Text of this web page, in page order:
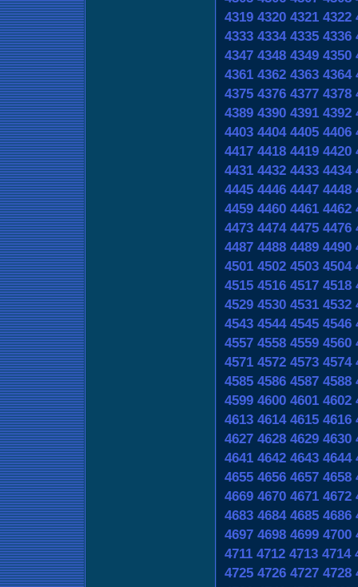
4319 4320 4321 4322
4333 4334 4335 4336
4347 4348 4349 4350
4361 4362 4363 4364
4375 4376 4377 4378
4389 4390 4391 4392
4403 4404 4405 4406
4417 4418 4419 4420
4431 4432 4433 4434
4445 4446 4447 4448
4459 4460 4461 4462
4473 4474 4475 4476
4487 4488 4489 4490
4501 4502 4503 4504
4515 4516 4517 4518
4529 4530 4531 4532
4543 4544 4545 4546
4557 4558 4559 4560
4571 4572 4573 4574
4585 4586 4587 4588
4599 4600 4601 4602
4613 4614 4615 4616
4627 4628 4629 4630
4641 4642 4643 4644
4655 4656 4657 4658
4669 4670 4671 4672
4683 4684 4685 4686
4697 4698 4699 4700
4711 4712 4713 4714
4725 4726 4727 4728